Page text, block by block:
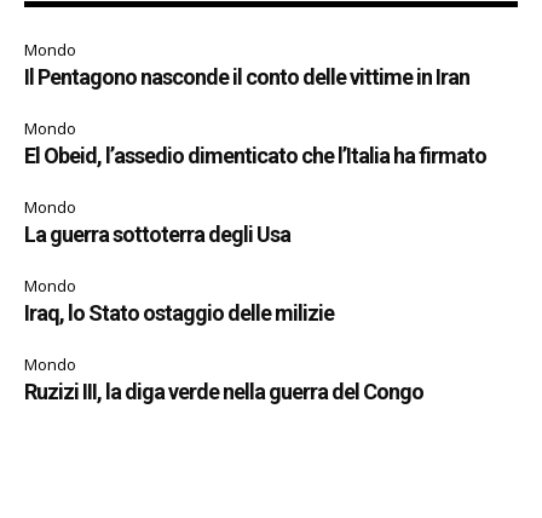
Mondo
Il Pentagono nasconde il conto delle vittime in Iran
Mondo
El Obeid, l’assedio dimenticato che l’Italia ha firmato
Mondo
La guerra sottoterra degli Usa
Mondo
Iraq, lo Stato ostaggio delle milizie
Mondo
Ruzizi III, la diga verde nella guerra del Congo